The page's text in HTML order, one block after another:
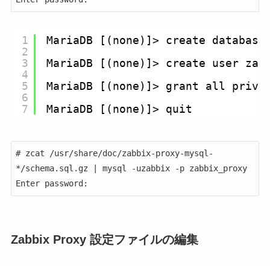
1
2
3
4
5
6
7
MariaDB [(none)]> create
MariaDB [(none)]> create user
MariaDB [(none)]> grant all
MariaDB [(none)]> quit
# zcat /usr/share/doc/zabbix-proxy-mysql-
*/schema.sql.gz | mysql -uzabbix -p zabbix_proxy
Enter password:
Zabbix Proxy 設定ファイルの編集